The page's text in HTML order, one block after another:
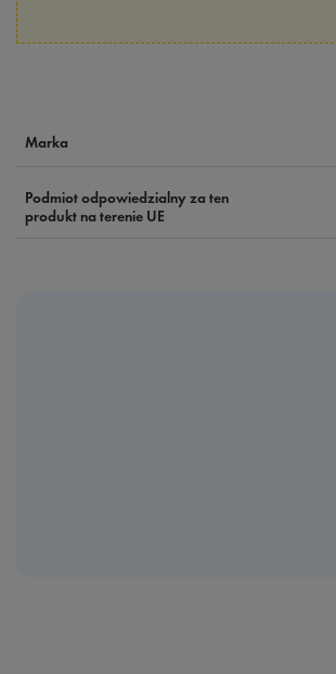
Marka
Podmiot odpowiedzialny za ten
produkt na terenie UE